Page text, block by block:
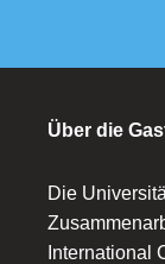
Über die
Die
International